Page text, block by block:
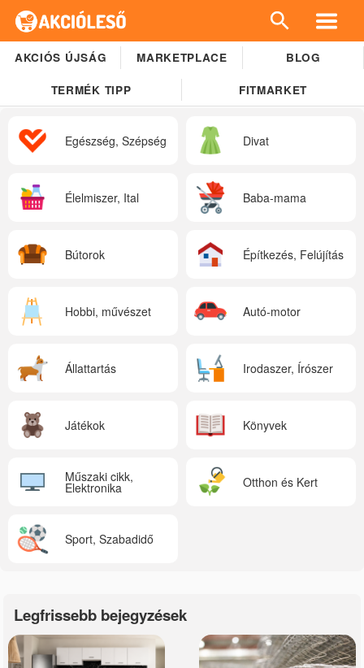
AKCIÓS ÚJSÁG MARKETPLACE BLOG
TERMÉK TIPP FITMARKET
Egészség, Szépség Divat
Élelmiszer, Ital Baba-mama
Bútorok Építkezés, Felújítás
Hobbi, művészet Autó-motor
Állattartás Irodaszer, Írószer
Játékok Könyvek
Műszaki cikk,
Elektronika Otthon és Kert
Sport, Szabadidő
Legfrissebb bejegyzések